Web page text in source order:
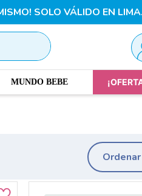
SOLO VÁLIDO EN LIMA.
MUNDO BEBE